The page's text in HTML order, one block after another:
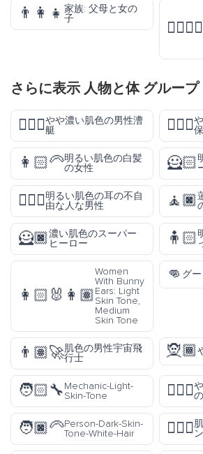
👨‍👩‍👧 家族: 父母と女の
子
さらに表示 人物と体グループ
🚣🏾‍♂️やや濃い肌色の男性漕
艇
👩🏼‍⚕️
👩🏻‍🦳明るい肌色の白髪
の女性
🦸🏻
🧏🏻‍♂️明るい肌色の耳の不自
由な人な男性
🧘🏿
🦸🏿濃い肌色のスーパー
ヒーロー
🧍🏻
👩🏻‍🐰‍👩🏽
Women
With Bunny
Ears: Light
Skin Tone,
Medium
Skin Tone
👊 グー
👨🏽‍🚀肌色の男性宇宙飛
行士
🧝🏾
🧑🏻‍🔧Mechanic-Light-
Skin-Tone
💂🏼‍♀️
🧑🏿‍🦳Person-Dark-Skin-
Tone-White-Hair
🤹🏽‍♂️